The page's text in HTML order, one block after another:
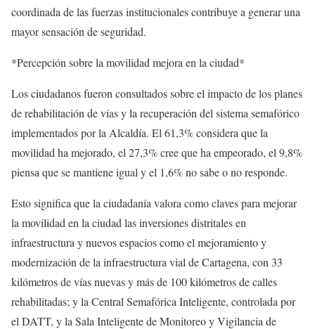
coordinada de las fuerzas institucionales contribuye a generar una
mayor sensación de seguridad.
*Percepción sobre la movilidad mejora en la ciudad*
Los ciudadanos fueron consultados sobre el impacto de los planes
de rehabilitación de vías y la recuperación del sistema semafórico
implementados por la Alcaldía. El 61,3% considera que la
movilidad ha mejorado, el 27,3% cree que ha empeorado, el 9,8%
piensa que se mantiene igual y el 1,6% no sabe o no responde.
Esto significa que la ciudadanía valora como claves para mejorar
la movilidad en la ciudad las inversiones distritales en
infraestructura y nuevos espacios como el mejoramiento y
modernización de la infraestructura vial de Cartagena, con 33
kilómetros de vías nuevas y más de 100 kilómetros de calles
rehabilitadas; y la Central Semafórica Inteligente, controlada por
el DATT, y la Sala Inteligente de Monitoreo y Vigilancia de